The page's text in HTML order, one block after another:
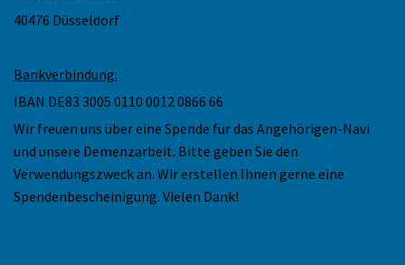
40476 Düsseldorf
Bankverbindung:
IBAN DE83 3005 0110 0012 0866 66
Wir freuen uns über eine Spende für das Angehörigen-Navi
und unsere Demenzarbeit. Bitte geben Sie den
Verwendungszweck an. Wir erstellen Ihnen gerne eine
Spendenbescheinigung. Vielen Dank!